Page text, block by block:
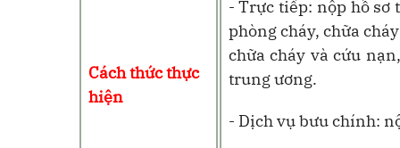
Cách thức thực
hiện
- Trực tiếp: nộp hồ sơ
phòng cháy, chữa
chữa cháy và cứu
trung ương.
- Dịch vụ bưu chính: